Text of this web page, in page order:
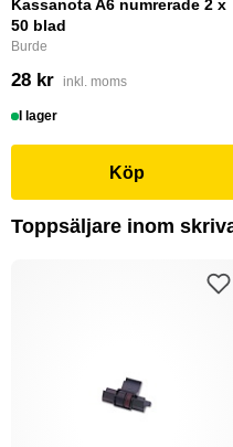
Kassanota A6 numrerade 2 x
50 blad
Burde
28 kr inkl. moms
I lager
Köp
Toppsäljare inom